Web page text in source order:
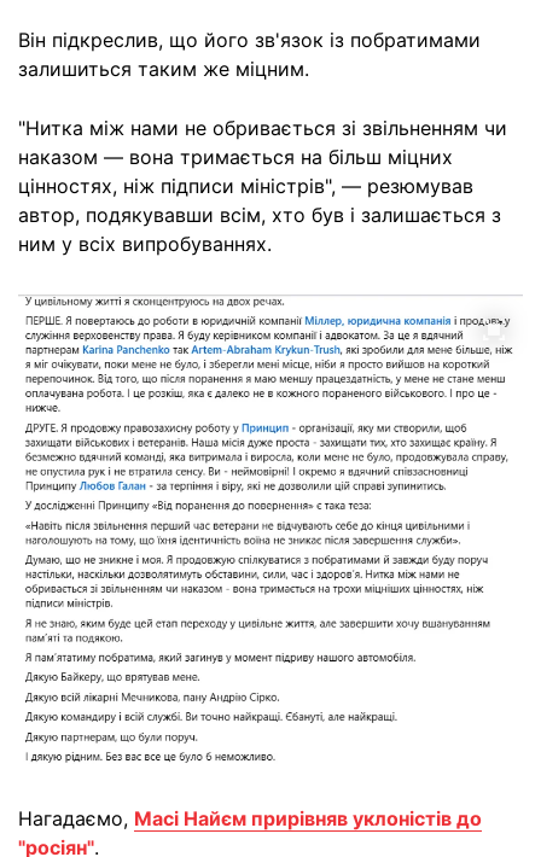
Він підкреслив, що його зв'язок із побратимами
залишиться таким же міцним.
"Нитка між нами не обривається зі звільненням чи
наказом — вона тримається на більш міцних
цінностях, ніж підписи міністрів", — резюмував
автор, подякувавши всім, хто був і залишається з
ним у всіх випробуваннях.
Нагадаємо, Масі Найєм прирівняв уклоністів до
"росіян".